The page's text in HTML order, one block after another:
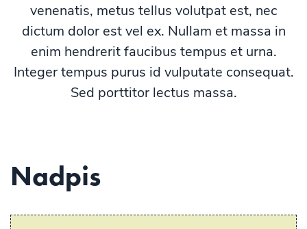
venenatis, metus tellus volutpat est, nec
dictum dolor est vel ex. Nullam et massa in
enim hendrerit faucibus tempus et urna.
Integer tempus purus id vulputate consequat.
Sed porttitor lectus massa.
Nadpis